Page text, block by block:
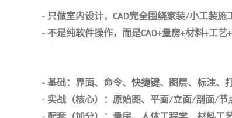
- 只做室内设计， CAD完全围绕家装/小工装施
- 不是纯软件操作，而是CAD+量房+材料+工艺+
- 基础：界面、命令、快捷键、图层、标注、
- 实战（核心）：原始图、平面/立面/剖面/节